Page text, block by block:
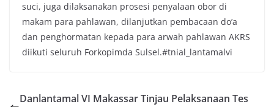
suci, juga dilaksanakan prosesi penyalaan obor di
makam para pahlawan, dilanjutkan pembacaan do’a
dan penghormatan kepada para arwah pahlawan AKRS
diikuti seluruh Forkopimda Sulsel.#tnial_lantamalvi
Danlantamal VI Makassar Tinjau Pelaksanaan Tes